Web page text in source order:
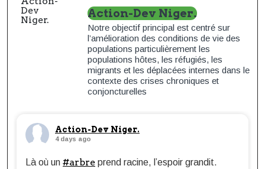
Action-Dev Niger.
Notre objectif principal est centré sur
l’amélioration des conditions de vie des
populations particulièrement les
populations hôtes, les réfugiés, les
migrants et les déplacées internes dans le
contexte des crises chroniques et
conjoncturelles
Action-Dev Niger.
4 days ago
Là où un #arbre prend racine, l’espoir grandit.